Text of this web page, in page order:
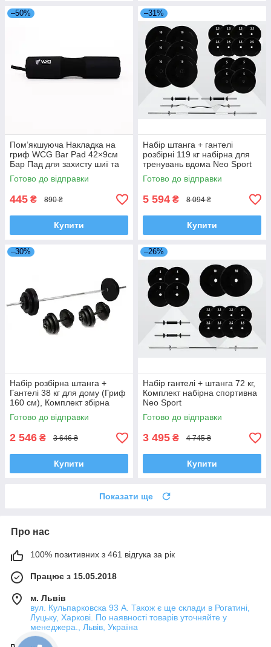
–50%
Пом’якшуюча Накладка на
гриф WCG Bar Pad 42×9см
Бар Пад для захисту шиї та
плечей під час присідань
гіпоалергенна накладка на
Готово до відправки
445 ₴ 890 ₴
Купити
–31%
Набір штанга + гантелі
розбірні 119 кг набірна для
тренувань вдома Neo Sport
Готово до відправки
5 594 ₴ 8 094 ₴
Купити
–30%
Набір розбірна штанга +
Гантелі 38 кг для дому (Гриф
160 см), Комплект збірна
спортивна WCG
Готово до відправки
2 546 ₴ 3 646 ₴
Купити
–26%
Набір гантелі + штанга 72 кг,
Комплект набірна спортивна
Neo Sport
Готово до відправки
3 495 ₴ 4 745 ₴
Купити
Показати ще
Про нас
100% позитивних з 461 відгука за рік
Працює з 15.05.2018
м. Львів
вул. Кульпарковска 93 А. Також є ще склади в Рогатині,
Луцьку, Харкові. По наявності товарів уточняйте у
менеджера., Львів, Україна